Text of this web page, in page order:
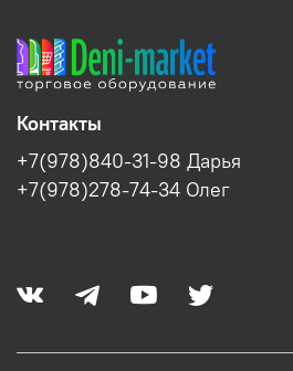
Контакты
+7(978)840-31-98 Дарья
+7(978)278-74-34 Олег